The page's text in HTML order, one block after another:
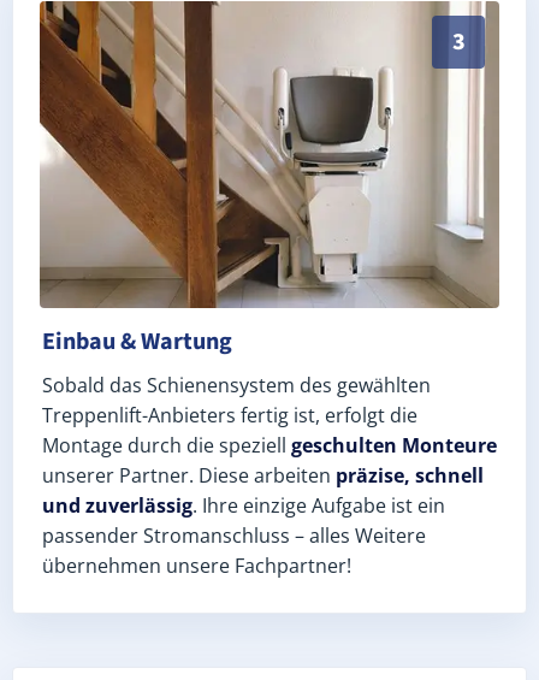
3
Schneller, sauberer Einbau durch zertifizierte
Einbau & Wartung
Sobald das Schienensystem des gewählten
Treppenlift-Anbieters fertig ist, erfolgt die
Montage durch die speziell geschulten Monteure
unserer Partner. Diese arbeiten präzise, schnell
und zuverlässig. Ihre einzige Aufgabe ist ein
passender Stromanschluss – alles Weitere
übernehmen unsere Fachpartner!